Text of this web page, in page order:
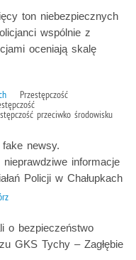
ton niebezpiecznych
wspólnie z
oceniają skalę
Przestępczość
przeciwko środowisku
newsy.
nieprawdziwe informacje
Policji w Chałupkach
o bezpieczeństwo
GKS Tychy – Zagłębie